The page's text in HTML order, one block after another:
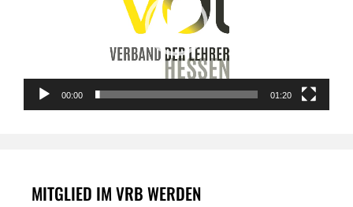
00:00 01:20
MITGLIED IM VRB WERDEN